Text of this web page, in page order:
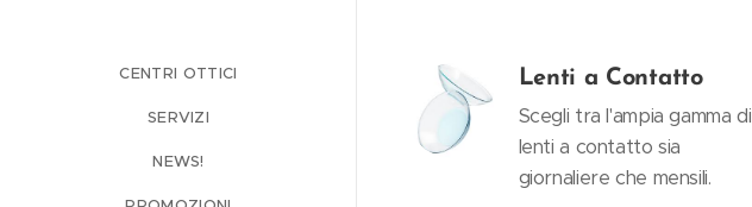
CENTRI OTTICI
SERVIZI
NEWS!
Lenti a Contatto
Scegli tra l'ampia gamma di
lenti a contatto sia
giornaliere che mensili.